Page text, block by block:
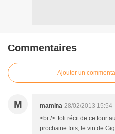
Commentaires
Ajouter un
M mamina 28/02/2013 15:54
<br /> Joli récit de ce tour
prochaine fois, le vin de